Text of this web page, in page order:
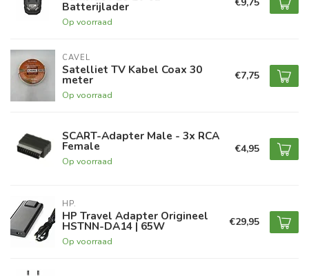
Batterijlader
Op voorraad
CAVEL
Satelliet TV Kabel Coax 30
meter
Op voorraad
€7,75
SCART-Adapter Male - 3x RCA
Female
Op voorraad
€4,95
HP.
HP Travel Adapter Origineel
HSTNN-DA14 | 65W
Op voorraad
€29,95